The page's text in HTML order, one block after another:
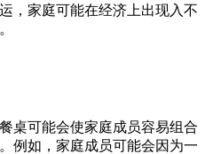
，家庭可能在经济上出现入不
桌可能会使家庭成员容易组合
例如，家庭成员可能会因为一